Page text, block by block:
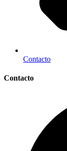
Contacto
Contacto